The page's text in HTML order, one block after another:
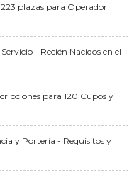
plazas para Operador
- Recién Nacidos en el
para 120 Cupos y
y Portería - Requisitos y